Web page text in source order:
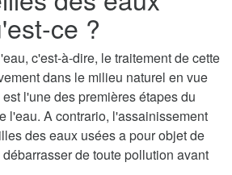
ce ?
c'est-à-dire, le traitement de cette
dans le milieu naturel en vue
l'une des premières étapes du
l'eau. A contrario, l'assainissement
des eaux usées a pour objet de
de toute pollution avant